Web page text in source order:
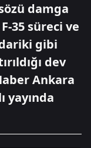
damga
35 süreci ve
gibi
dev
Ankara
yayında